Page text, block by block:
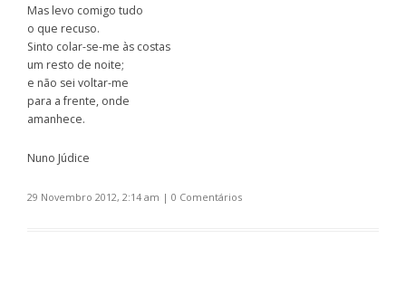
Mas levo comigo tudo
o que recuso.
Sinto colar-se-me às costas
um resto de noite;
e não sei voltar-me
para a frente, onde
amanhece.
Nuno Júdice
29 Novembro 2012, 2:14 am | 0 Comentários